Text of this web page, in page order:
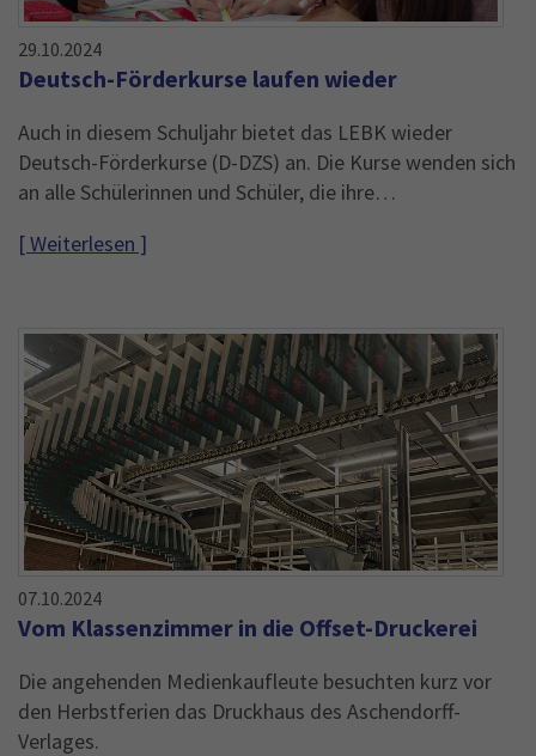
29.10.2024
Deutsch-Förderkurse laufen wieder
Auch in diesem Schuljahr bietet das LEBK wieder
Deutsch-Förderkurse (D-DZS) an. Die Kurse wenden sich
an alle Schülerinnen und Schüler, die ihre…
[ Weiterlesen ]
07.10.2024
Vom Klassenzimmer in die Offset-Druckerei
Die angehenden Medienkaufleute besuchten kurz vor
den Herbstferien das Druckhaus des Aschendorff-
Verlages.
Name _gid
Anbieter Google Analytics
Laufzeit 1 Jahr
This cookie is installed by Google Analytics.
The cookie is used to store information of
have come from, and the pages viisted in an
anonymous form.